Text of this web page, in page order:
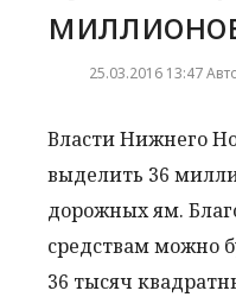
25.03.2016 13:47
Власти Нижнего
выделить 36
дорожных ям.
средствам можно
36 тысяч